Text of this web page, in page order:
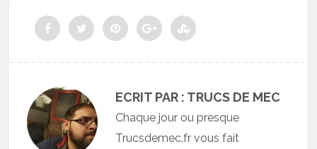
ECRIT PAR : TRUCS DE MEC
Chaque jour ou presque
Trucsdemec.fr vous fait